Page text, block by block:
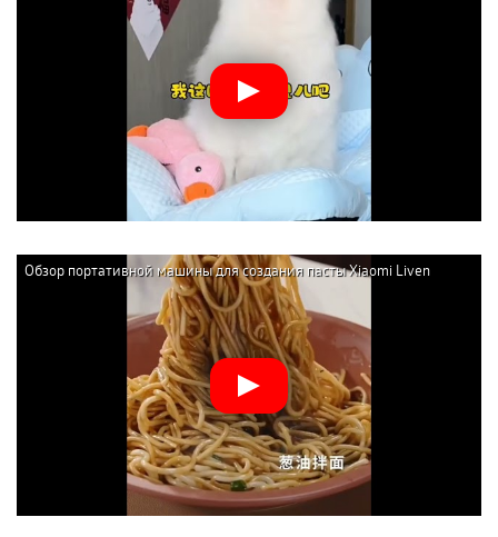
Обзор портативной машины для создания пасты Xiaomi Liven
Wireless Handheld Noodle Press (ML-A410)